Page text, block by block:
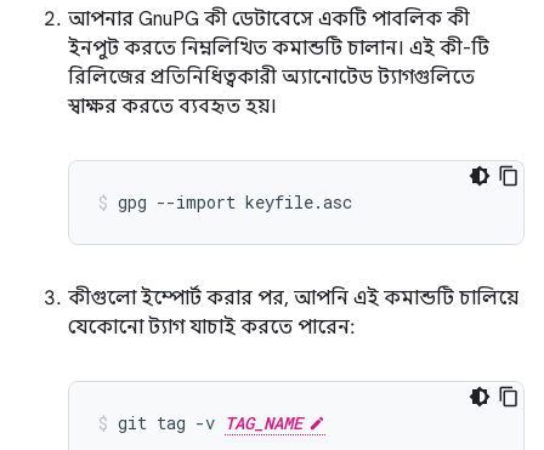
আপনার GnuPG কী ডেটাবেসে একটি পাবলিক কী
ইনপুট করতে নিম্নলিখিত কমান্ডটি চালান। এই কী-টি
রিলিজের প্রতিনিধিত্বকারী অ্যানোটেড ট্যাগগুলিতে
স্বাক্ষর করতে ব্যবহৃত হয়।
gpg --import keyfile.asc
কীগুলো ইম্পোর্ট করার পর, আপনি এই কমান্ডটি চালিয়ে
যেকোনো ট্যাগ যাচাই করতে পারেন:
git tag -v TAG_NAME